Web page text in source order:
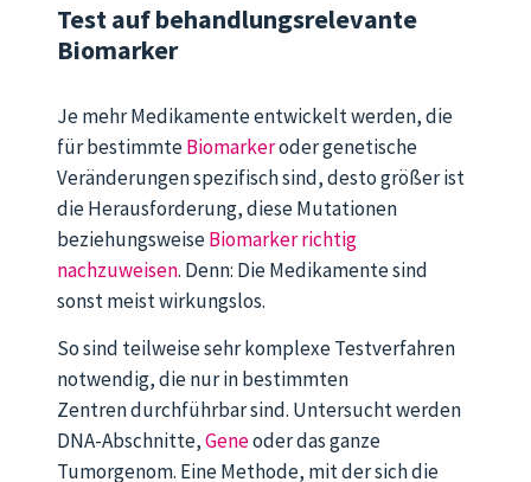
Test auf behandlungsrelevante
Biomarker
Je mehr Medikamente entwickelt werden, die
für bestimmteBiomarkeroder genetische
Veränderungen spezifisch sind, desto größer ist
die Herausforderung, diese Mutationen
beziehungsweiseBiomarker richtig
nachzuweisen. Denn: Die Medikamente sind
sonst meist wirkungslos.
So sind teilweise sehr komplexe Testverfahren
notwendig, die nur in bestimmten
Zentren durchführbar sind. Untersucht werden
DNA-Abschnitte,Geneoder das ganze
Tumorgenom. Eine Methode, mit der sich die